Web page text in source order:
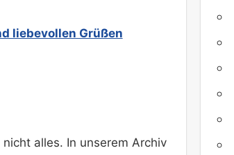
liebevollen Grüßen
alles. In unserem Archiv